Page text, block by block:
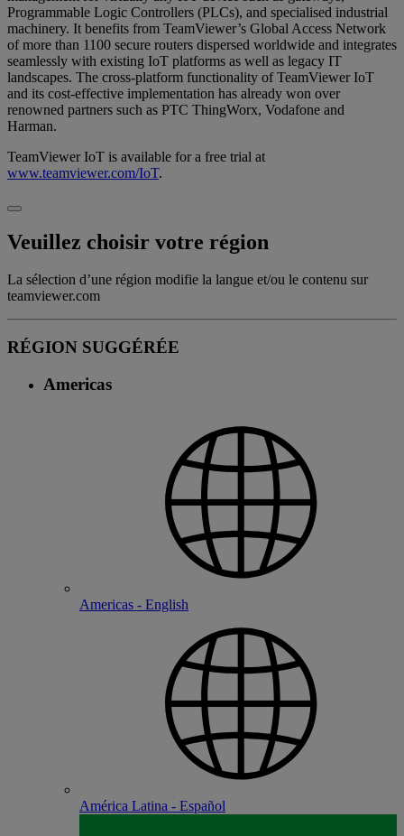
Programmable Logic Controllers (PLCs), and specialised industrial
machinery. It benefits from TeamViewer’s Global Access Network
of more than 1100 secure routers dispersed worldwide and integrates
seamlessly with existing IoT platforms as well as legacy IT
landscapes. The cross-platform functionality of TeamViewer IoT
and its cost-effective implementation has already won over
renowned partners such as PTC ThingWorx, Vodafone and
Harman.
TeamViewer IoT is available for a free trial at
www.teamviewer.com/IoT.
Veuillez choisir votre région
La sélection d’une région modifie la langue et/ou le contenu sur
teamviewer.com
RÉGION SUGGÉRÉE
Americas
Americas - English
América Latina - Español